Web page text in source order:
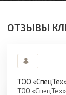
ОТЗЫВЫ
ТОО «СпецТех»
ТОО